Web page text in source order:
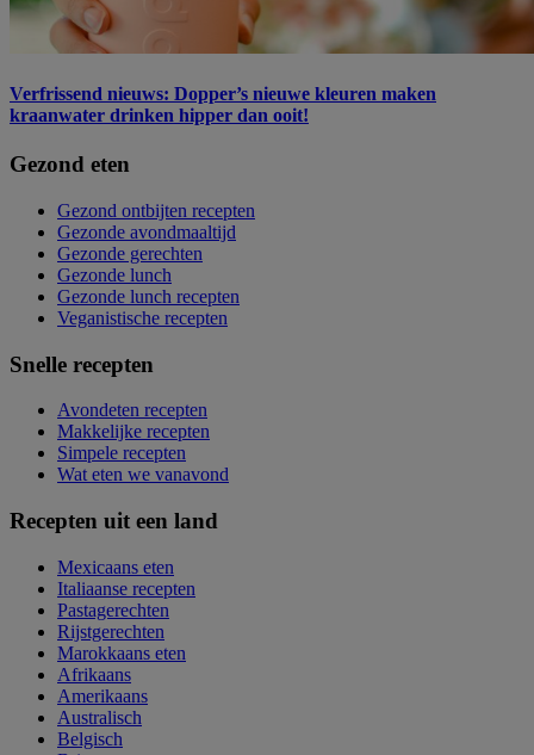
Verfrissend nieuws: Dopper’s nieuwe kleuren maken
kraanwater drinken hipper dan ooit!
Gezond eten
Gezond ontbijten recepten
Gezonde avondmaaltijd
Gezonde gerechten
Gezonde lunch
Gezonde lunch recepten
Veganistische recepten
Snelle recepten
Avondeten recepten
Makkelijke recepten
Simpele recepten
Wat eten we vanavond
Recepten uit een land
Mexicaans eten
Italiaanse recepten
Pastagerechten
Rijstgerechten
Marokkaans eten
Afrikaans
Amerikaans
Australisch
Belgisch